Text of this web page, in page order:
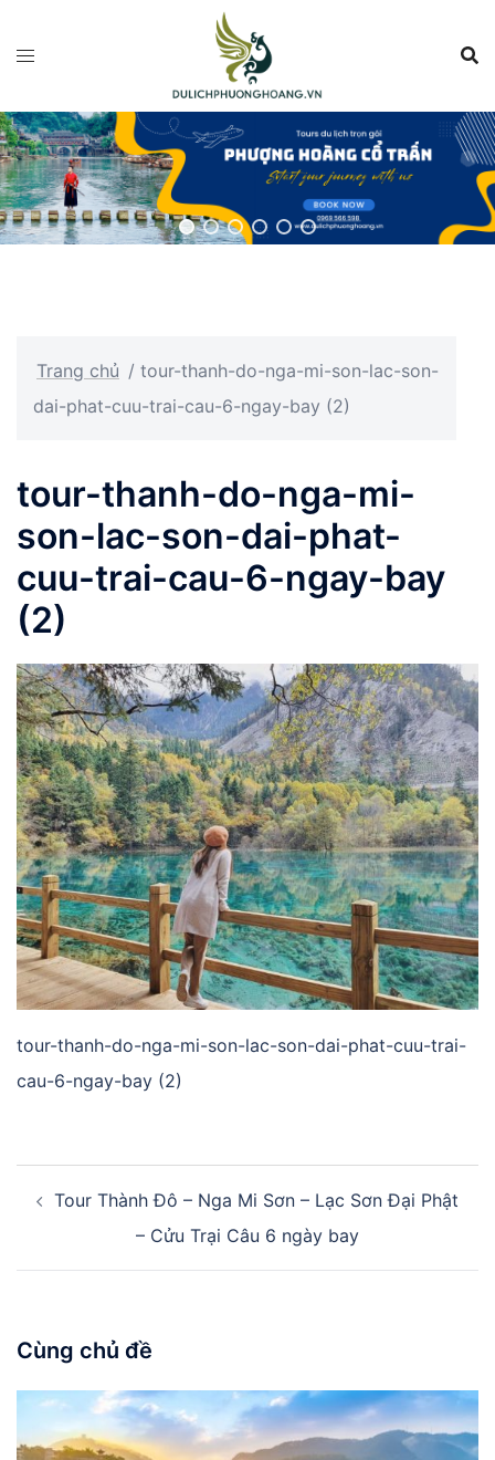
đến
dung
Trang chủ / tour-thanh-do-nga-mi-son-lac-son-
dai-phat-cuu-trai-cau-6-ngay-bay (2)
tour-thanh-do-nga-mi-
son-lac-son-dai-phat-
cuu-trai-cau-6-ngay-bay
(2)
tour-thanh-do-nga-mi-son-lac-son-dai-phat-cuu-trai-
cau-6-ngay-bay (2)
hướng
viết
Tour Thành Đô – Nga Mi Sơn – Lạc Sơn Đại Phật
– Cửu Trại Câu 6 ngày bay
Cùng chủ đề